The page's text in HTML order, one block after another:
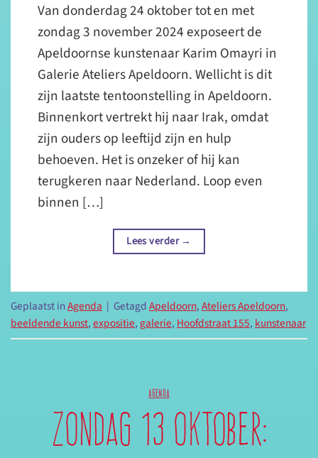
Van donderdag 24 oktober tot en met
zondag 3 november 2024 exposeert de
Apeldoornse kunstenaar Karim Omayri in
Galerie Ateliers Apeldoorn. Wellicht is dit
zijn laatste tentoonstelling in Apeldoorn.
Binnenkort vertrekt hij naar Irak, omdat
zijn ouders op leeftijd zijn en hulp
behoeven. Het is onzeker of hij kan
terugkeren naar Nederland. Loop even
binnen […]
Lees verder→
Geplaatst inAgenda | GetagdApeldoorn,Ateliers Apeldoorn,
beeldende kunst,expositie, galerie, Hoofdstraat 155, kunstenaar
AGENDA
Zondag 13 oktober: